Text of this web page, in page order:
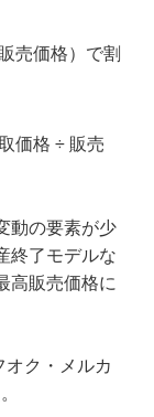
売価格）で割
価格 ÷ 販売
動の要素が少
終了モデルな
高販売価格に
ク・メルカ